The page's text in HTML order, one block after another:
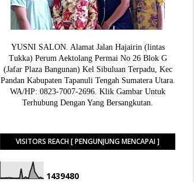
YUSNI SALON. Alamat Jalan Hajairin (lintas
Tukka) Perum Aektolang Permai No 26 Blok G
(Jafar Plaza Bangunan) Kel Sibuluan Terpadu, Kec
Pandan Kabupaten Tapanuli Tengah Sumatera Utara.
WA/HP: 0823-7007-2696. Klik Gambar Untuk
Terhubung Dengan Yang Bersangkutan.
VISITORS REACH [ PENGUNJUNG MENCAPAI ]
1439480